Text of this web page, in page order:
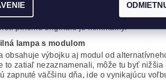
riešenie, za výhodnú cenu. Kvalitná
Matsushita, Ushio) s montážnym
plnému originálu je minimálny.
lampa s modulom
obsahuje výbojku aj modul od
to zatiaľ nezaznamenali, môže tu byť
zapnuté väčšinu dňa, ide o vynikajúcu